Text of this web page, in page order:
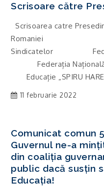
Scrisoare către
Scrisoarea catre
Romaniei
Sindicatelor
Federația
Educație
11 februarie 2022
Comunicat comun
Guvernul ne-a
din coaliția
public dacă susțin
Educația!